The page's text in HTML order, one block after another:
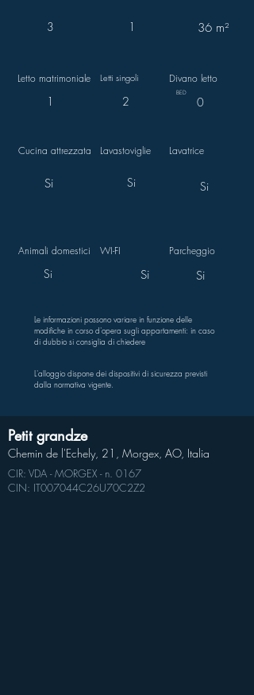
3 1 36 m²
Letto matrimoniale Letti singoli Divano letto
1 2
BED
0
Cucina attrezzata Lavastoviglie Lavatrice
Si Si Si
Animali domestici WI-FI Parcheggio
Si Si Si
Le informazioni possono variare in funzione delle
modifiche in corso d'opera sugli appartamenti: in caso
di dubbio si consiglia di chiedere
L'alloggio dispone dei dispositivi di sicurezza previsti
dalla normativa vigente.
Petit grandze
Chemin de l'Echely, 21, Morgex, AO, Italia
CIR: VDA - MORGEX - n. 0167
CIN: IT007044C26U70C2Z2